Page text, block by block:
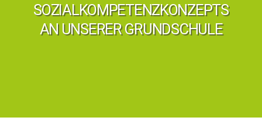
SOZIALKOMPETENZKONZEPTS
AN UNSERER GRUNDSCHULE